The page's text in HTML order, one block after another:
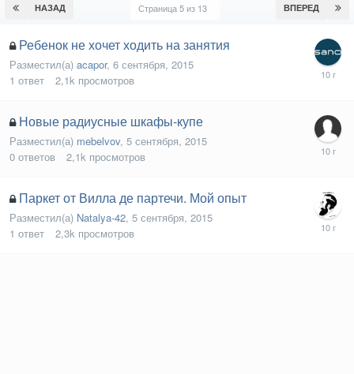
НАЗАД ВПЕРЕД
Страница 5 из 13
Ребенок не хочет ходить на занятия
Разместил(а) acapor, 6 сентября, 2015
1 ответ 2,1k просмотров
Новые радиусные шкафы-купе
Разместил(а) mebelvov, 5 сентября, 2015
0 ответов 2,1k просмотров
Паркет от Вилла де партечи. Мой опыт
Разместил(а) Natalya-42, 5 сентября, 2015
1 ответ 2,3k просмотров